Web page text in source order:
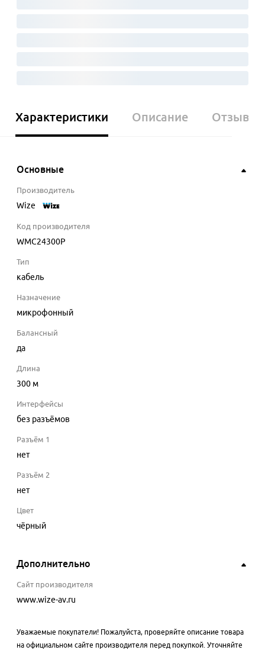
Характеристики Описание Отзывы
Основные
Производитель
Wize
Код производителя
WMC24300P
Тип
кабель
Назначение
микрофонный
Балансный
да
Длина
300 м
Интерфейсы
без разъёмов
Разъём 1
нет
Разъём 2
нет
Цвет
чёрный
Дополнительно
Сайт производителя
www.wize-av.ru
Уважаемые покупатели! Пожалуйста, проверяйте описание товара
на официальном сайте производителя перед покупкой. Уточняйте